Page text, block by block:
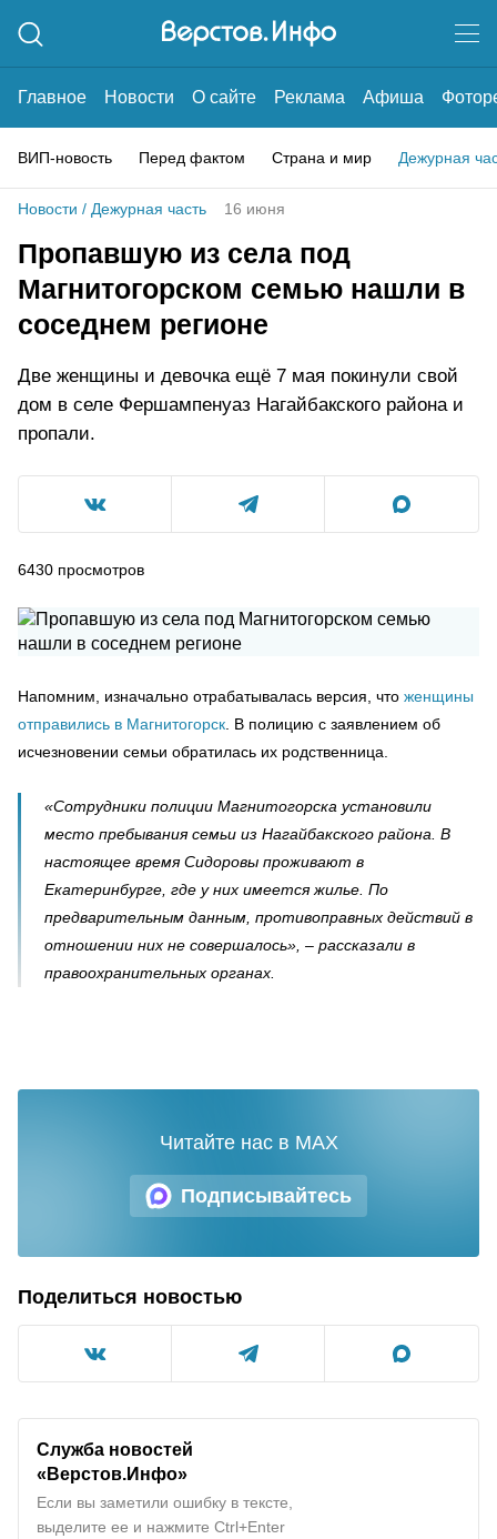
Главное Новости О сайте Реклама Афиша
ВИП-новость Перед фактом Страна и мир Дежурная
Новости / Дежурная часть 16 июня
Пропавшую из села под
Магнитогорском семью нашли в
соседнем регионе
Две женщины и девочка ещё 7 мая покинули свой
дом в селе Фершампенуаз Нагайбакского района и
пропали.
6430 просмотров
Напомним, изначально отрабатывалась версия, что женщины
отправились в Магнитогорск . В полицию с заявлением об
исчезновении семьи обратилась их родственница.
«Сотрудники полиции Магнитогорска установили
место пребывания семьи из Нагайбакского района. В
настоящее время Сидоровы проживают в
Екатеринбурге, где у них имеется жилье. По
предварительным данным, противоправных действий в
отношении них не совершалось», – рассказали в
правоохранительных органах.
Подписывайтесь
Читайте нас в MAX
Поделиться новостью
Служба новостей
«Верстов.Инфо»
Если вы заметили ошибку в тексте,
выделите ее и нажмите Ctrl+Enter